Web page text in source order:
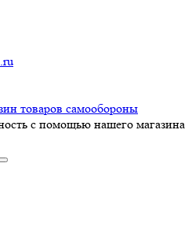
с помощью нашего магазина